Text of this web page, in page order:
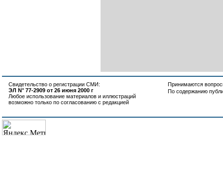
Свидетельство о регистрации СМИ:
ЭЛ N° 77-2909 от 26 июня 2000 г
Любое использование материалов и иллюстраций
возможно только по согласованию с редакцией
Принимаются
По содержанию